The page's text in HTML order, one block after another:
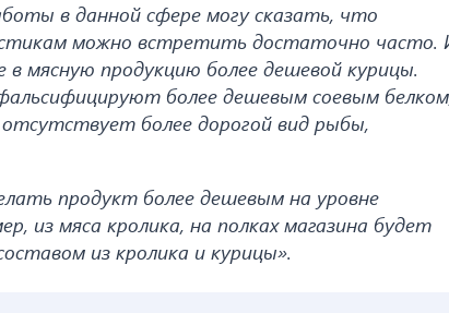
в данной сфере могу сказать, что
можно встретить достаточно часто.
мясную продукцию более дешевой курицы.
более дешевым соевым
более дорогой вид рыбы,
продукт более дешевым на уровне
из мяса кролика, на полках магазина будет
из кролика и курицы».